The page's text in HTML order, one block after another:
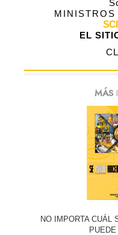
MINISTROS
EL
MÁS
NO IMPORTA CUÁL